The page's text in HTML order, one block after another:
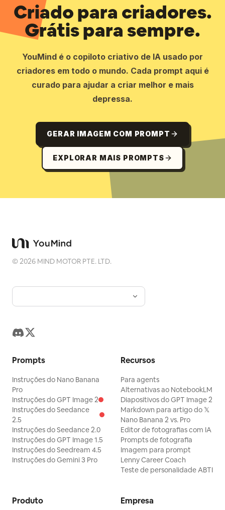
Criado para criadores.
Grátis para sempre.
YouMind é o copiloto criativo de IA usado por
criadores em todo o mundo. Cada prompt aqui é
curado para ajudar a criar melhor e mais
depressa.
GERAR IMAGEM COM PROMPT
EXPLORAR MAIS PROMPTS
©2026 MIND MOTOR PTE. LTD.
Prompts
Instruções do Nano Banana
Pro
Instruções do GPT Image 2
Instruções do Seedance
2.5
Instruções do Seedance 2.0
Instruções do GPT Image 1.5
Instruções do Seedream 4.5
Instruções do Gemini 3 Pro
Recursos
Para agents
Alternativas ao NotebookLM
Diapositivos do GPT Image 2
Markdown para artigo do 𝕏
Nano Banana 2 vs. Pro
Editor de fotografias com IA
Prompts de fotografia
Imagem para prompt
Lenny Career Coach
Teste de personalidade ABTI
Produto Empresa